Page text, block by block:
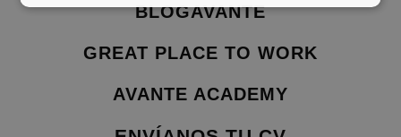
BLOGAVANTE
GREAT PLACE TO WORK
AVANTE ACADEMY